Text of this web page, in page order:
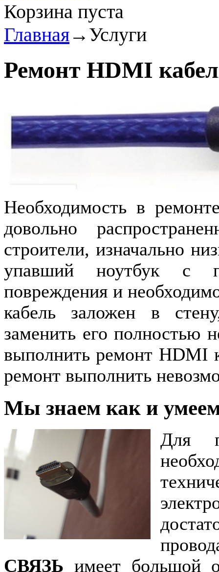
Корзина пуста
Главная→ Услуги
Ремонт HDMI
Необходимость в
довольно
строители, изначально
упавший ноутбук с
повреждения и
кабель заложен в
заменить его полностью
выполнить ремонт HDMI
ремонт выполнить
Мы знаем как и
Для
СВЯЗЬ имеет большой